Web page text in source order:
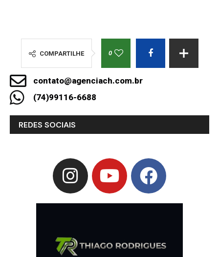
COMPARTILHE 0
contato@agenciach.com.br
(74)99116-6688
REDES SOCIAIS